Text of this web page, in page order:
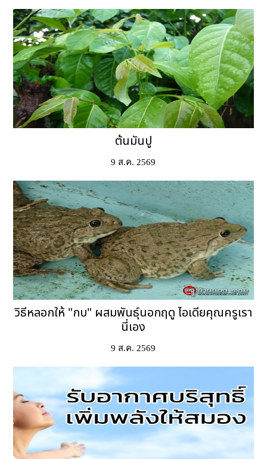
ต้นมันปู
9 ส.ค. 2569
วิธีหลอกให้ "กบ" ผสมพันธุ์นอกฤดู ไอเดียคุณครูเรา
นี่เอง
9 ส.ค. 2569